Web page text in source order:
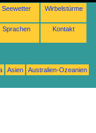
Seewetter Wirbelstürme
Sprachen Kontakt
Asien
Australien-Ozeanien